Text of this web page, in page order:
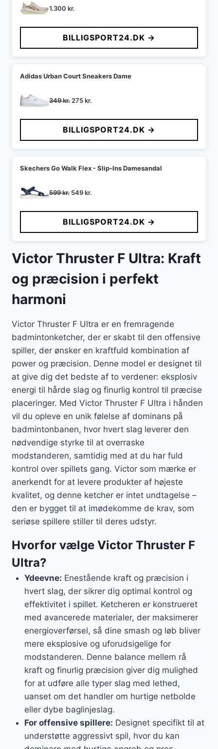
1.300 kr.
BILLIGSPORT24.DK →
Adidas Urban Court Sneakers Dame
349kr. Den
pris
var:
349 kr..
275kr.
pris
er:
275 kr..
BILLIGSPORT24.DK →
Skechers Go Walk Flex - Slip-Ins Damesandal
599kr. Den
pris
var:
599 kr..
549kr.
pris
er:
549 kr..
BILLIGSPORT24.DK →
Victor Thruster F Ultra: Kraft
og præcision i perfekt
harmoni
Victor Thruster F Ultra er en fremragende
badmintonketcher, der er skabt til den offensive
spiller, der ønsker en kraftfuld kombination af
power og præcision. Denne model er designet til
at give dig det bedste af to verdener: eksplosiv
energi til hårde slag og finurlig kontrol til præcise
placeringer. Med Victor Thruster F Ultra i hånden
vil du opleve en unik følelse af dominans på
badmintonbanen, hvor hvert slag leverer den
nødvendige styrke til at overraske
modstanderen, samtidig med at du har fuld
kontrol over spillets gang. Victor som mærke er
anerkendt for at levere produkter af højeste
kvalitet, og denne ketcher er intet undtagelse –
den er bygget til at imødekomme de krav, som
seriøse spillere stiller til deres udstyr.
Hvorfor vælge Victor Thruster F
Ultra?
Ydeevne: Enestående kraft og præcision i
hvert slag, der sikrer dig optimal kontrol og
effektivitet i spillet. Ketcheren er konstrueret
med avancerede materialer, der maksimerer
energioverførsel, så dine smash og løb bliver
mere eksplosive og uforudsigelige for
modstanderen. Denne balance mellem rå
kraft og finurlig præcision giver dig mulighed
for at udføre alle typer slag med lethed,
uanset om det handler om hurtige netbolde
eller dybe baglinjeslag.
For offensive spillere: Designet specifikt til at
understøtte aggressivt spil, hvor du kan